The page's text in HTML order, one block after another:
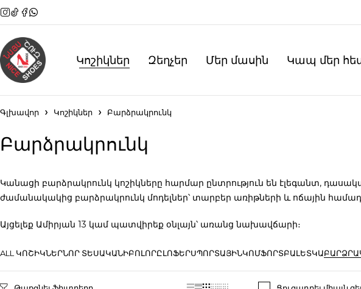
Կոշիկներ Զեղչեր Մեր մասին Կապ մեր
Գլխավոր Կոշիկներ Բարձրակրունկ
Բարձրակրունկ
Կանացի բարձրակրունկ կոշիկները հարմար ընտրություն են էլեգանտ,
ժամանակակից բարձրակրունկ մոդելներ՝ տարբեր առիթների և ոճային
Այցելեք Ամիրյան 13 կամ պատվիրեք օնլայն՝ առանց նախավճարի։
ALL ԿՈՇԻԿՆԵՐՆՈՐ ՏԵՍԱԿԱՆԻԲՈԼՈՐԸԼՈՖԵՐՍՊՈՐՏԱՅԻՆԿՈՄՖՈՐՏԲԱԼԵՏԿԱ